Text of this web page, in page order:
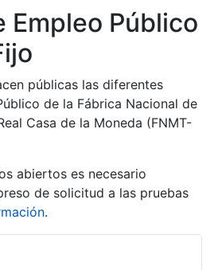
Empleo Público
públicas las diferentes
de la Fábrica Nacional de
Casa de la Moneda (FNMT-
abiertos es necesario
de solicitud a las pruebas
.